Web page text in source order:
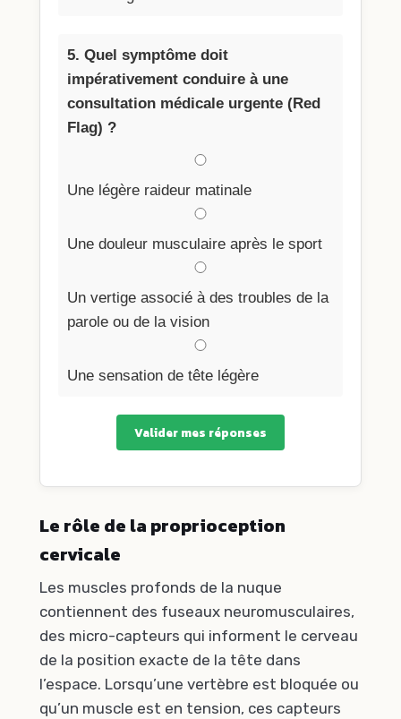
5. Quel symptôme doit
impérativement conduire à une
consultation médicale urgente (Red
Flag) ?
Une légère raideur matinale
Une douleur musculaire après le sport
Un vertige associé à des troubles de la
parole ou de la vision
Une sensation de tête légère
Valider mes réponses
Le rôle de la proprioception
cervicale
Les muscles profonds de la nuque
contiennent des fuseaux neuromusculaires,
des micro-capteurs qui informent le cerveau
de la position exacte de la tête dans
l’espace. Lorsqu’une vertèbre est bloquée ou
qu’un muscle est en tension, ces capteurs